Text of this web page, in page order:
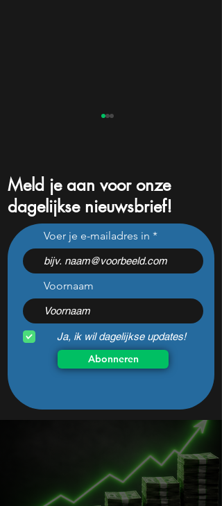
Kwartaalcijfers Nvidia
woensdag – hier let de
markt op
Meld je aan voor onze
dagelijkse nieuwsbrief!
Voer je e-mailadres in
Voornaam
Ja, ik wil dagelijkse updates!
Abonneren